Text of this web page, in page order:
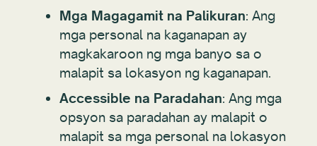
Mga Magagamit na Palikuran: Ang
mga personal na kaganapan ay
magkakaroon ng mga banyo sa o
malapit sa lokasyon ng kaganapan.
Accessible na Paradahan: Ang mga
opsyon sa paradahan ay malapit o
malapit sa mga personal na lokasyon